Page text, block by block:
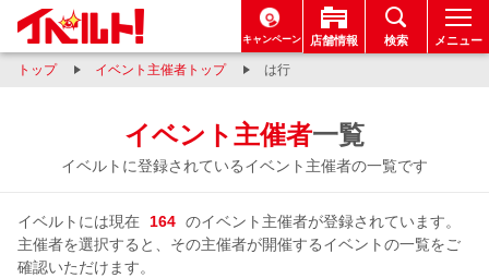
キャンペーン 店舗情報 検索 メニュー
トップ イベント主催者トップ は行
イベント主催者一覧
イベルトに登録されているイベント主催者の一覧です
イベルトには現在 164 のイベント主催者が登録されています。
主催者を選択すると、その主催者が開催するイベントの一覧をご
確認いただけます。